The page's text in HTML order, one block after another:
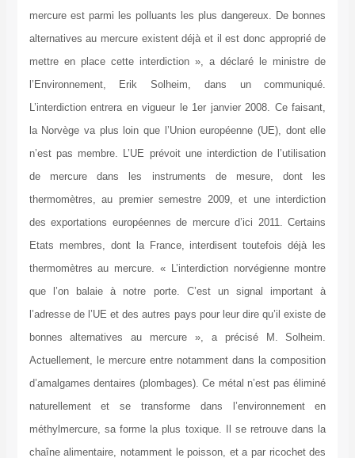
mercure est parmi les polluants les plus dangereux. De bonnes
alternatives au mercure existent déjà et il est donc approprié de
mettre en place cette interdiction », a déclaré le ministre de
l’Environnement, Erik Solheim, dans un communiqué.
L’interdiction entrera en vigueur le 1er janvier 2008. Ce faisant,
la Norvège va plus loin que l’Union européenne (UE), dont elle
n’est pas membre. L’UE prévoit une interdiction de l’utilisation
de mercure dans les instruments de mesure, dont les
thermomètres, au premier semestre 2009, et une interdiction
des exportations européennes de mercure d’ici 2011. Certains
Etats membres, dont la France, interdisent toutefois déjà les
thermomètres au mercure. « L’interdiction norvégienne montre
que l’on balaie à notre porte. C’est un signal important à
l’adresse de l’UE et des autres pays pour leur dire qu’il existe de
bonnes alternatives au mercure », a précisé M. Solheim.
Actuellement, le mercure entre notamment dans la composition
d’amalgames dentaires (plombages). Ce métal n’est pas éliminé
naturellement et se transforme dans l’environnement en
méthylmercure, sa forme la plus toxique. Il se retrouve dans la
chaîne alimentaire, notamment le poisson, et a par ricochet des